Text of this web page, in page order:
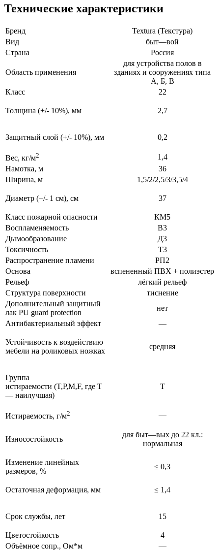
Технические характеристики
Бренд
Textura (Текстура)
Вид
быт—вой
Страна
Россия
Область применения
для устройства полов в
зданиях и сооружениях типа
А, Б, В
Класс
22
Толщина (+/- 10%), мм 2,7
Защитный слой (+/- 10%), мм 0,2
Вес, кг/м2
1,4
Намотка, м
36
Ширина, м
1,5/2/2,5/3/3,5/4
Диаметр (+/- 1 см), см 37
Класс пожарной опасности
КМ5
Воспламеняемость
В3
Дымообразование
Д3
Токсичность
Т3
Распространение пламени
РП2
Основа
вспененный ПВХ + полиэстер
Рельеф
лёгкий рельеф
Структура поверхности
тиснение
Дополнительный защитный
лак PU guard protection
нет
Антибактериальный эффект
—
Устойчивость к воздействию
мебели на роликовых ножках
средняя
Группа
истираемости (T,P,M,F, где T
— наилучшая)
T
Истираемость, г/м2 —
Износостойкость
для быт—вых до 22 кл.:
нормальная
Изменение линейных
размеров, %
≤ 0,3
Остаточная деформация, мм ≤ 1,4
Срок службы, лет 15
Цветостойкость
4
Объёмное сопр., Ом*м
—